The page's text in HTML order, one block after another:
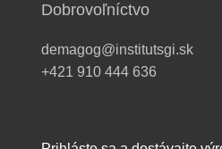
Dobrovoľníctvo
demagog@institutsgi.sk
+421 910 444 636